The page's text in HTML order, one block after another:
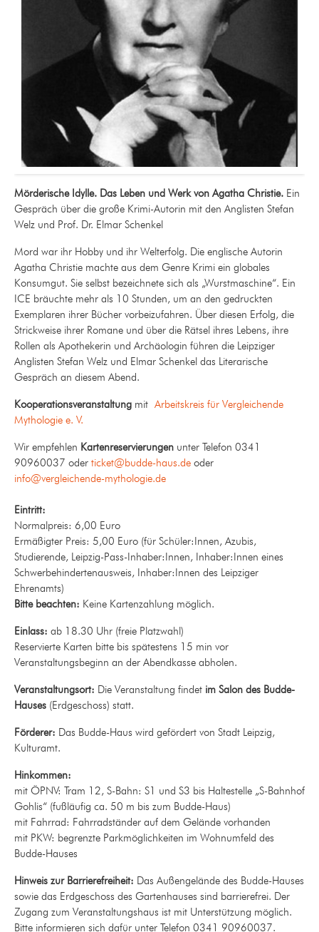
Mörderische Idylle. Das Leben und Werk von Agatha Christie. Ein
Gespräch über die große Krimi-Autorin mit den Anglisten Stefan
Welz und Prof. Dr. Elmar Schenkel
Mord war ihr Hobby und ihr Welterfolg. Die englische Autorin
Agatha Christie machte aus dem Genre Krimi ein globales
Konsumgut. Sie selbst bezeichnete sich als „Wurstmaschine“. Ein
ICE bräuchte mehr als 10 Stunden, um an den gedruckten
Exemplaren ihrer Bücher vorbeizufahren. Über diesen Erfolg, die
Strickweise ihrer Romane und über die Rätsel ihres Lebens, ihre
Rollen als Apothekerin und Archäologin führen die Leipziger
Anglisten Stefan Welz und Elmar Schenkel das Literarische
Gespräch an diesem Abend.
Kooperationsveranstaltung mit Arbeitskreis für Vergleichende
Mythologie e. V.
Wir empfehlen Kartenreservierungen unter Telefon 0341
90960037 oder ticket@budde-haus.de oder
info@vergleichende-mythologie.de
Eintritt:
Normalpreis: 6,00 Euro
Ermäßigter Preis: 5,00 Euro (für Schüler:Innen, Azubis,
Studierende, Leipzig-Pass-Inhaber:Innen, Inhaber:Innen eines
Schwerbehindertenausweis, Inhaber:Innen des Leipziger
Ehrenamts)
Bitte beachten: Keine Kartenzahlung möglich.
Einlass: ab 18.30 Uhr (freie Platzwahl)
Reservierte Karten bitte bis spätestens 15 min vor
Veranstaltungsbeginn an der Abendkasse abholen.
Veranstaltungsort: Die Veranstaltung findet im Salon des Budde-
Hauses (Erdgeschoss) statt.
Förderer: Das Budde-Haus wird gefördert von Stadt Leipzig,
Kulturamt.
Hinkommen:
mit ÖPNV: Tram 12, S-Bahn: S1 und S3 bis Haltestelle „S-Bahnhof
Gohlis“ (fußläufig ca. 50 m bis zum Budde-Haus)
mit Fahrrad: Fahrradständer auf dem Gelände vorhanden
mit PKW: begrenzte Parkmöglichkeiten im Wohnumfeld des
Budde-Hauses
Hinweis zur Barrierefreiheit: Das Außengelände des Budde-Hauses
sowie das Erdgeschoss des Gartenhauses sind barrierefrei. Der
Zugang zum Veranstaltungshaus ist mit Unterstützung möglich.
Bitte informieren sich dafür unter Telefon 0341 90960037.